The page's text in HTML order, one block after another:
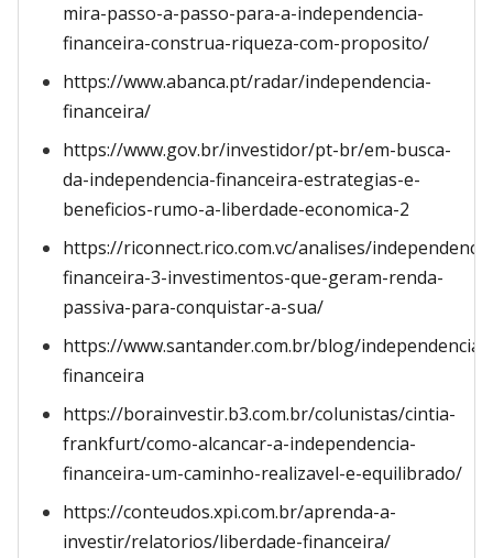
mira-passo-a-passo-para-a-independencia-
financeira-construa-riqueza-com-proposito/
https://www.abanca.pt/radar/independencia-
financeira/
https://www.gov.br/investidor/pt-br/em-busca-
da-independencia-financeira-estrategias-e-
beneficios-rumo-a-liberdade-economica-2
https://riconnect.rico.com.vc/analises/
financeira-3-investimentos-que-geram-renda-
passiva-para-conquistar-a-sua/
https://www.santander.com.br/blog/independencia-
financeira
https://borainvestir.b3.com.br/colunistas/cintia-
frankfurt/como-alcancar-a-independencia-
financeira-um-caminho-realizavel-e-equilibrado/
https://conteudos.xpi.com.br/aprenda-a-
investir/relatorios/liberdade-financeira/